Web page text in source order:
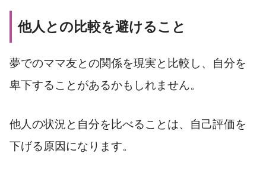
他人との比較を避けること
夢でのママ友との関係を現実と比較し、自分を
卑下することがあるかもしれません。
他人の状況と自分を比べることは、自己評価を
下げる原因になります。